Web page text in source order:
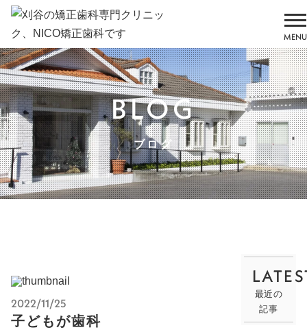
MENU
BLOG
ブログ
2022/11/25
子どもが歯科
最近の
記事